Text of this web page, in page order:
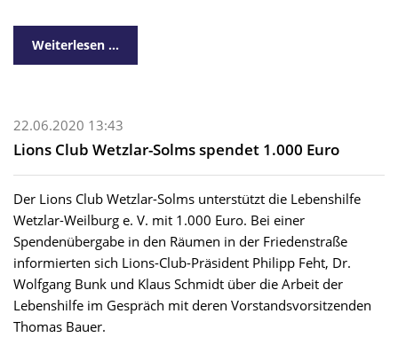
Weiterlesen …
22.06.2020 13:43
Lions Club Wetzlar-Solms spendet 1.000 Euro
Der Lions Club Wetzlar-Solms unterstützt die Lebenshilfe
Wetzlar-Weilburg e. V. mit 1.000 Euro. Bei einer
Spendenübergabe in den Räumen in der Friedenstraße
informierten sich Lions-Club-Präsident Philipp Feht, Dr.
Wolfgang Bunk und Klaus Schmidt über die Arbeit der
Lebenshilfe im Gespräch mit deren Vorstandsvorsitzenden
Thomas Bauer.